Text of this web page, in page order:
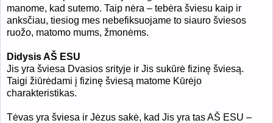
manome, kad sutemo. Taip nėra – tebėra šviesu kaip ir
anksčiau, tiesiog mes nebefiksuojame to siauro šviesos
ruožo, matomo mums, žmonėms.
Didysis AŠ ESU
Jis yra šviesa Dvasios srityje ir Jis sukūrė fizinę šviesą.
Taigi žiūrėdami į fizinę šviesą matome Kūrėjo
charakteristikas.
Tėvas yra šviesa ir Jėzus sakė, kad Jis yra tas AŠ ESU –